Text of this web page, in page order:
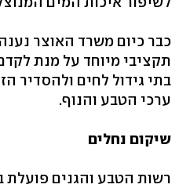
כבר כיום משרד האוצר
תקציבי מיוחד על מנת
בתי גידול לחים ולהסדיר
ערכי הטבע והנוף.
שיקום נחלים
רשות הטבע והגנים